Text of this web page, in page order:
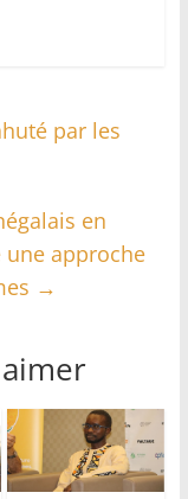
par les
en
une approche
→